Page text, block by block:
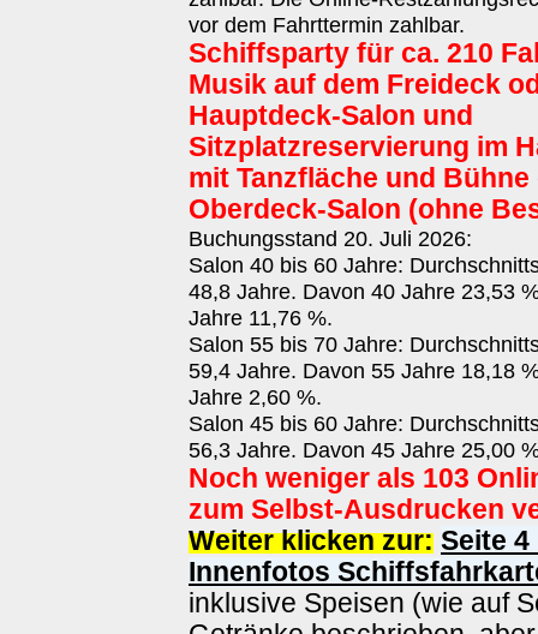
vor dem Fahrttermin zahlbar.
Schiffsparty für ca. 210
Musik auf dem Freideck
Hauptdeck-Salon und
Sitzplatzreservierung im
mit Tanzfläche und Bühne
Oberdeck-Salon (ohne
Buchungsstand 20. Juli 2026:
Salon 40 bis 60 Jahre:
48,8 Jahre. Davon 40 Jahre 23,53
Jahre 11,76 %.
Salon 55 bis 70 Jahre:
59,4 Jahre. Davon 55 Jahre 18,18
Jahre 2,60 %.
Salon 45 bis 60 Jahre:
56,3 Jahre. Davon 45 Jahre 25,00
Noch weniger als 103
zum Selbst-Ausdrucken
Weiter klicken zur: Seite
Innenfotos
inklusive Speisen (wie auf